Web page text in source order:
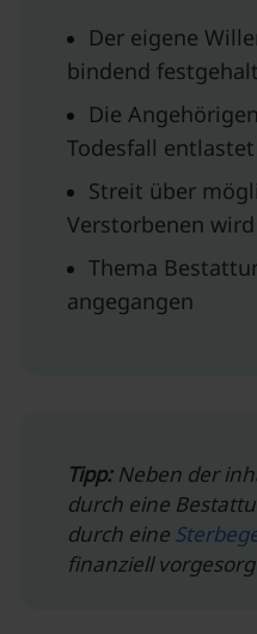
Der eigene
bindend
Die
Todesfall entlastet
Streit über
Verstorbenen
Thema
angegangen
Tipp: Neben der
durch eine
durch eine
finanziell